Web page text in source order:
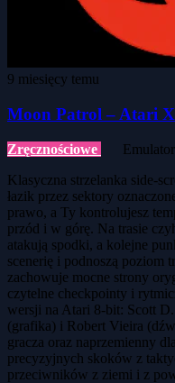
9 miesięcy temu
Moon Patrol – Atari
Zręcznościowe
Emulator
Klasyczna strzelanka side-
łazik przez sektory
prawo, a Ty kontrolujesz
przód i w górę. Na trasie
atakują spodki, a kolejne
scenerię i podnoszą
zachowuje mocne strony
czytelne checkpointy i
wersji na Atari 8-bit: Scott
(grafika) i Robert Vieira
gracza oraz naprzemienny
precyzyjnych skoków z
przeciwników z ziemi i z